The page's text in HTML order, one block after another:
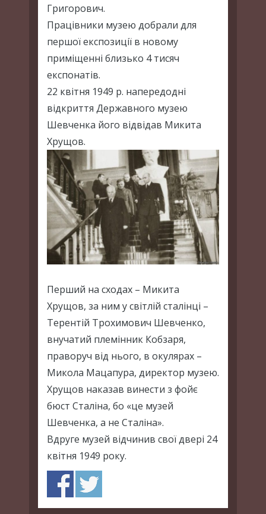
Григорович.
Працівники музею добрали для
першої експозиції в новому
приміщенні близько 4 тисяч
експонатів.
22 квітня 1949 р. напередодні
відкриття Державного музею
Шевченка його відвідав Микита
Хрущов.
Перший на сходах – Микита
Хрущов, за ним у світлій сталінці –
Терентій Трохимович Шевченко,
внучатий племінник Кобзаря,
праворуч від нього, в окулярах –
Микола Мацапура, директор музею.
Хрущов наказав винести з фойє
бюст Сталіна, бо «це музей
Шевченка, а не Сталіна».
Вдруге музей відчинив свої двері 24
квітня 1949 року.